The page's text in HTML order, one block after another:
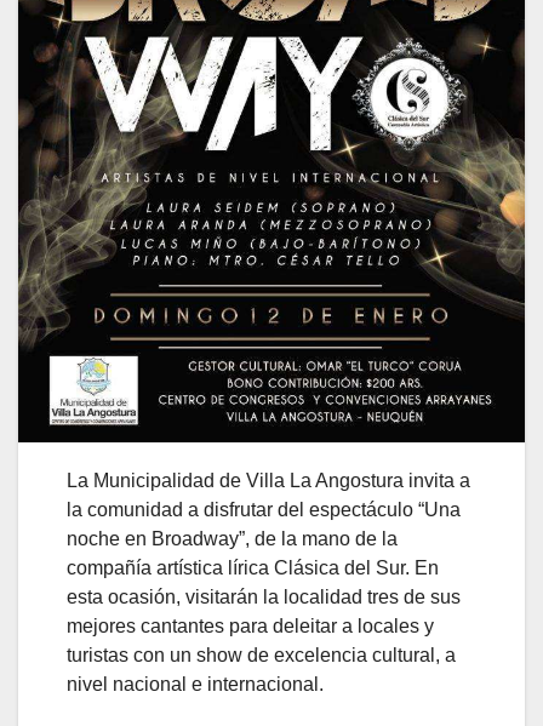
La Municipalidad de Villa La Angostura invita a
la comunidad a disfrutar del espectáculo “Una
noche en Broadway”, de la mano de la
compañía artística lírica Clásica del Sur. En
esta ocasión, visitarán la localidad tres de sus
mejores cantantes para deleitar a locales y
turistas con un show de excelencia cultural, a
nivel nacional e internacional.